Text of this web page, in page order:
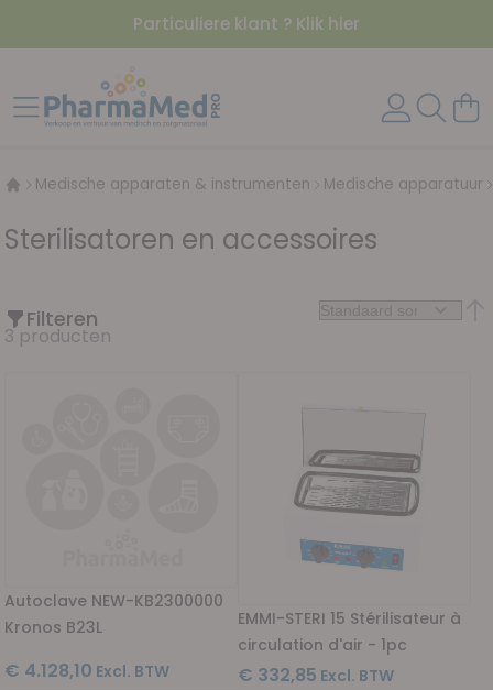
Particuliere klant ? Klik hier
Toggle Nav
Medische apparaten & instrumenten Medische apparatuur
Sterilisatoren en accessoires
3producten
Autoclave NEW-KB2300000
Kronos B23L
€ 4.128,10
EMMI-STERI 15 Stérilisateur à
circulation d'air - 1pc
€ 332,85
Filteren